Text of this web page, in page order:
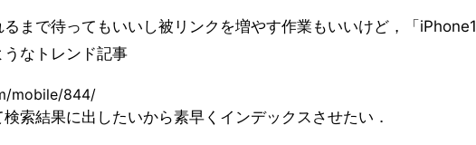
まで待ってもいいし被リンクを増やす作業もいいけど，「
なトレンド記事
mobile/844/
索結果に出したいから素早くインデックスさせたい．